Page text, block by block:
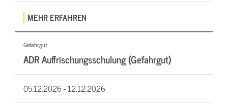
MEHR ERFAHREN
Gefahrgut
ADR Auffrischungsschulung (Gefahrgut)
05.12.2026 -12.12.2026